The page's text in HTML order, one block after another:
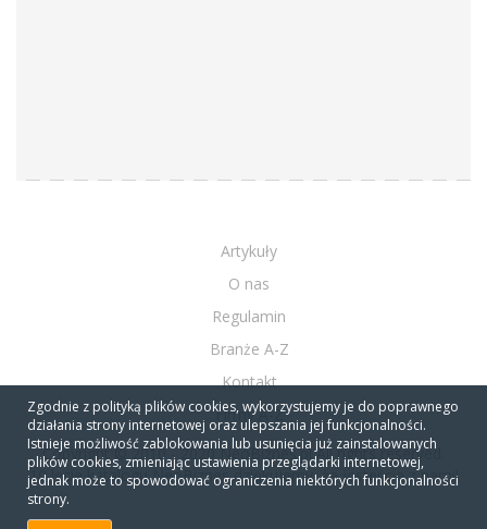
Zgodnie z polityką plików cookies, wykorzystujemy je do poprawnego
działania strony internetowej oraz ulepszania jej funkcjonalności.
Istnieje możliwość zablokowania lub usunięcia już zainstalowanych
plików cookies, zmieniając ustawienia przeglądarki internetowej,
jednak może to spowodować ograniczenia niektórych funkcjonalności
strony.
Artykuły
O nas
Regulamin
Branże A-Z
Kontakt
Firmy A-Z
Copyright © 2010 - 2020 NeoBiznes.pl All rights reserved.
10 lecie katalogu NeoBiznes dziękujemy, że jesteście z nami!